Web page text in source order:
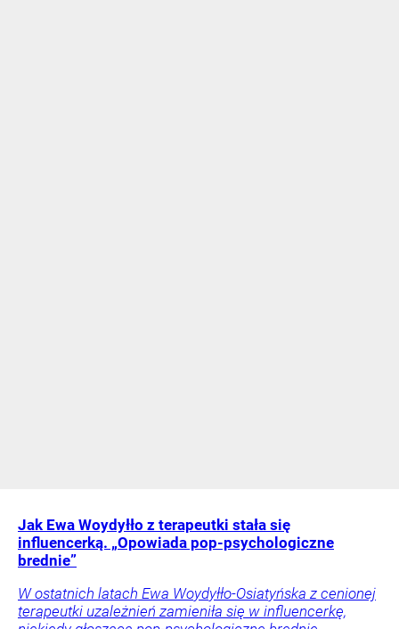
Jak Ewa Woydyłło z terapeutki stała się
influencerką. „Opowiada pop-psychologiczne
brednie”
W ostatnich latach Ewa Woydyłło-Osiatyńska z cenionej
terapeutki uzależnień zamieniła się w influencerkę,